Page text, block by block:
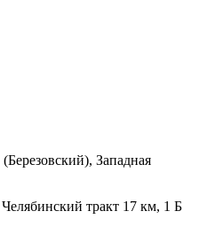
Западная
тракт 17 км, 1 Б